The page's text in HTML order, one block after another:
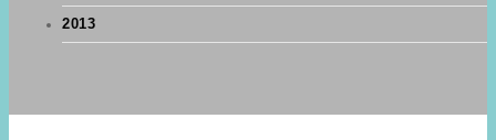
2013